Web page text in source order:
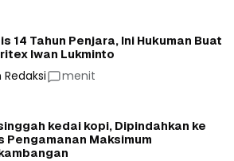
14 Tahun Penjara, Ini Hukuman Buat
Iwan Lukminto
Redaksi menit
kedai kopi, Dipindahkan ke
Pengamanan Maksimum